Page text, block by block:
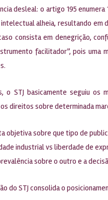
desleal: o artigo 195
alheia, resultando em
consista em denegrição,
facilitador”, pois uma
o STJ basicamente seguiu
direitos sobre determinada
objetiva sobre que tipo de
industrial vs liberdade de
sobre o outro e a
do STJ consolida o